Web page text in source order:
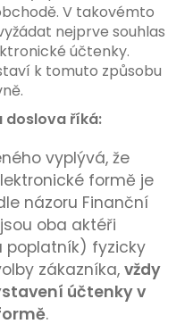
V takovémto
nejprve souhlas
účtenky.
k tomuto způsobu
doslova říká:
vyplývá, že
formě je
názoru Finanční
oba aktéři
poplatník) fyzicky
zákazníka, vždy
účtenky v
.